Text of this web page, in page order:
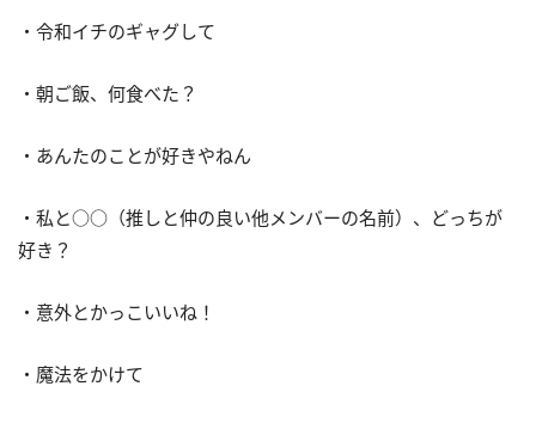
・令和イチのギャグして
・朝ご飯、何食べた？
・あんたのことが好きやねん
・私と○○（推しと仲の良い他メンバーの名前）、どっちが
好き？
・意外とかっこいいね！
・魔法をかけて